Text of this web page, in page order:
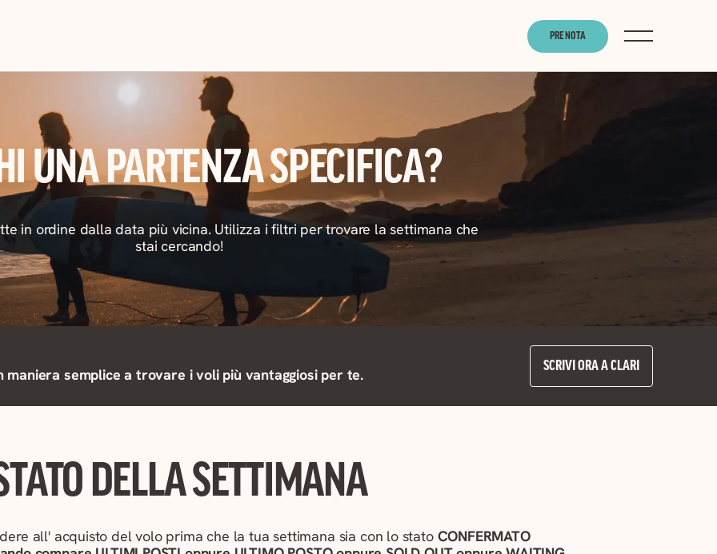
PRENOTA
UNA PARTENZA SPECIFICA?
in ordine dalla data più vicina. Utilizza i filtri per trovare la settimana che
stai cercando!
semplice a trovare i voli più vantaggiosi per te. SCRIVI ORA A CLARI
DELLA SETTIMANA
all' acquisto del volo prima che la tua settimana sia con lo stato CONFERMATO